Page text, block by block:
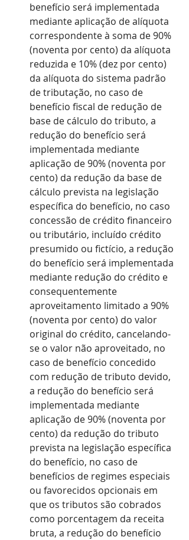
benefício será implementada
mediante aplicação de alíquota
correspondente à soma de 90%
(noventa por cento) da alíquota
reduzida e 10% (dez por cento)
da alíquota do sistema padrão
de tributação, no caso de
benefício fiscal de redução de
base de cálculo do tributo, a
redução do benefício será
implementada mediante
aplicação de 90% (noventa por
cento) da redução da base de
cálculo prevista na legislação
específica do benefício, no caso
concessão de crédito financeiro
ou tributário, incluído crédito
presumido ou fictício, a redução
do benefício será implementada
mediante redução do crédito e
consequentemente
aproveitamento limitado a 90%
(noventa por cento) do valor
original do crédito, cancelando-
se o valor não aproveitado, no
caso de benefício concedido
com redução de tributo devido,
a redução do benefício será
implementada mediante
aplicação de 90% (noventa por
cento) da redução do tributo
prevista na legislação específica
do benefício, no caso de
benefícios de regimes especiais
ou favorecidos opcionais em
que os tributos são cobrados
como porcentagem da receita
bruta, a redução do benefício